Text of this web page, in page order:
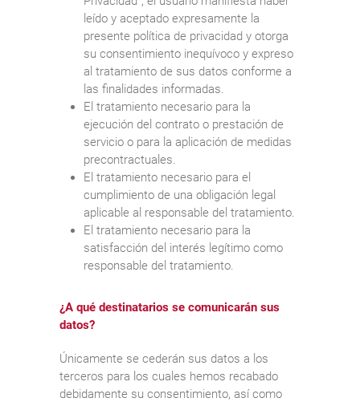
leído y aceptado expresamente la
presente política de privacidad y otorga
su consentimiento inequívoco y expreso
al tratamiento de sus datos conforme a
las finalidades informadas.
El tratamiento necesario para la
ejecución del contrato o prestación de
servicio o para la aplicación de medidas
precontractuales.
El tratamiento necesario para el
cumplimiento de una obligación legal
aplicable al responsable del tratamiento.
El tratamiento necesario para la
satisfacción del interés legítimo como
responsable del tratamiento.
¿A qué destinatarios se comunicarán sus
datos?
Únicamente se cederán sus datos a los
terceros para los cuales hemos recabado
debidamente su consentimiento, así como